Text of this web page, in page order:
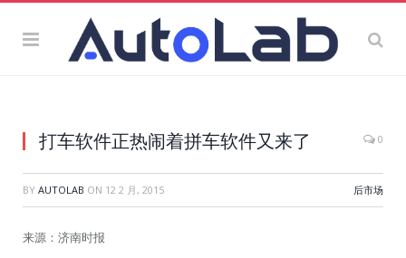
打车软件正热闹着拼车软件又来了 0
BY AUTOLAB ON 12 2 月, 2015 后市场
来源：济南时报